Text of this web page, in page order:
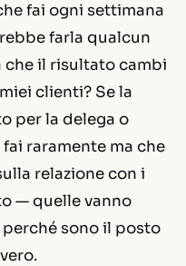
fai ogni settimana
farla qualcun
il risultato cambi
clienti? Se la
per la delega o
raramente ma che
relazione con i
— quelle vanno
sono il posto